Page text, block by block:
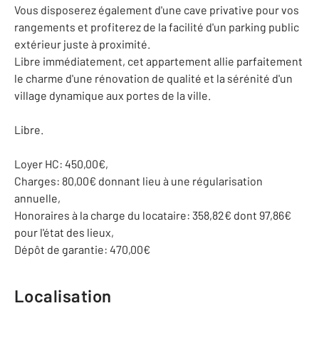
Vous disposerez également d'une cave privative pour vos
rangements et profiterez de la facilité d'un parking public
extérieur juste à proximité.
Libre immédiatement, cet appartement allie parfaitement
le charme d'une rénovation de qualité et la sérénité d'un
village dynamique aux portes de la ville.
Libre.
Loyer HC: 450,00€,
Charges: 80,00€ donnant lieu à une régularisation
annuelle,
Honoraires à la charge du locataire: 358,82€ dont 97,86€
pour l'état des lieux,
Dépôt de garantie: 470,00€
Localisation